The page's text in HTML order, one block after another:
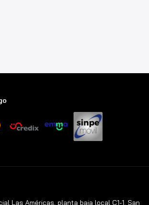
Las Américas, planta baja local C1-1. San